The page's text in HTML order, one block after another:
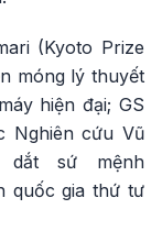
(Kyoto Prize
móng lý thuyết
hiện đại; GS
Nghiên cứu Vũ
sứ mệnh
quốc gia thứ tư